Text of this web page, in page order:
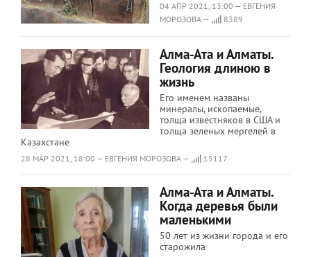
04 АПР 2021, 13:00 — ЕВГЕНИЯ
МОРОЗОВА —
8389
Алма-Ата и Алматы.
Геология длиною в
жизнь
Его именем названы
минералы, ископаемые,
толща известняков в США и
толща зеленых мергелей в
Казахстане
28 МАР 2021, 18:00 — ЕВГЕНИЯ МОРОЗОВА — 15117
Алма-Ата и Алматы.
Когда деревья были
маленькими
50 лет из жизни города и его
старожила